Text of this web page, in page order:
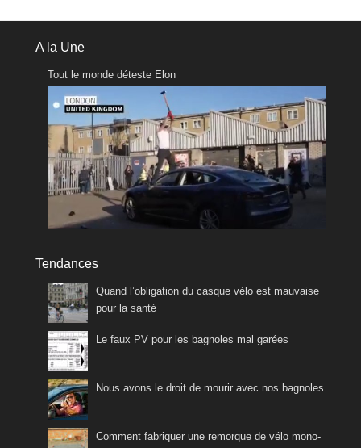
A la Une
Tout le monde déteste Elon
Tendances
Quand l’obligation du casque vélo est mauvaise
pour la santé
Le faux PV pour les bagnoles mal garées
Nous avons le droit de mourir avec nos bagnoles
Comment fabriquer une remorque de vélo mono-